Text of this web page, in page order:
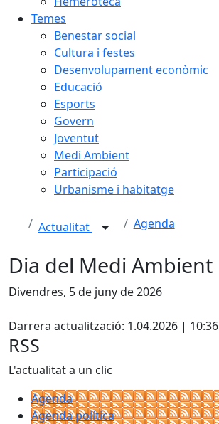
Temes
Benestar social
Cultura i festes
Desenvolupament econòmic
Educació
Esports
Govern
Joventut
Medi Ambient
Participació
Urbanisme i habitatge
Actualitat Agenda
Dia del Medi Ambient
Divendres, 5 de juny de 2026
Darrera actualització: 1.04.2026 | 10:36
RSS
L'actualitat a un clic
Agenda
Agenda política